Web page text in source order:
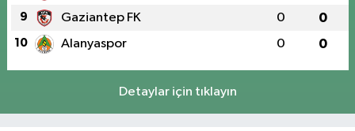
9 Gaziantep FK 0 0
10 Alanyaspor 0 0
Detaylar için tıklayın